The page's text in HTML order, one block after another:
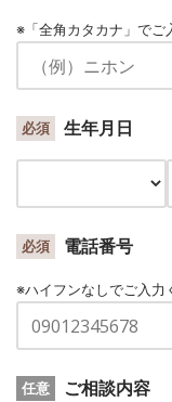
※「全角カタカナ」でご
必須 生年月日
必須 電話番号
※ハイフンなしでご入力
任意 ご相談内容